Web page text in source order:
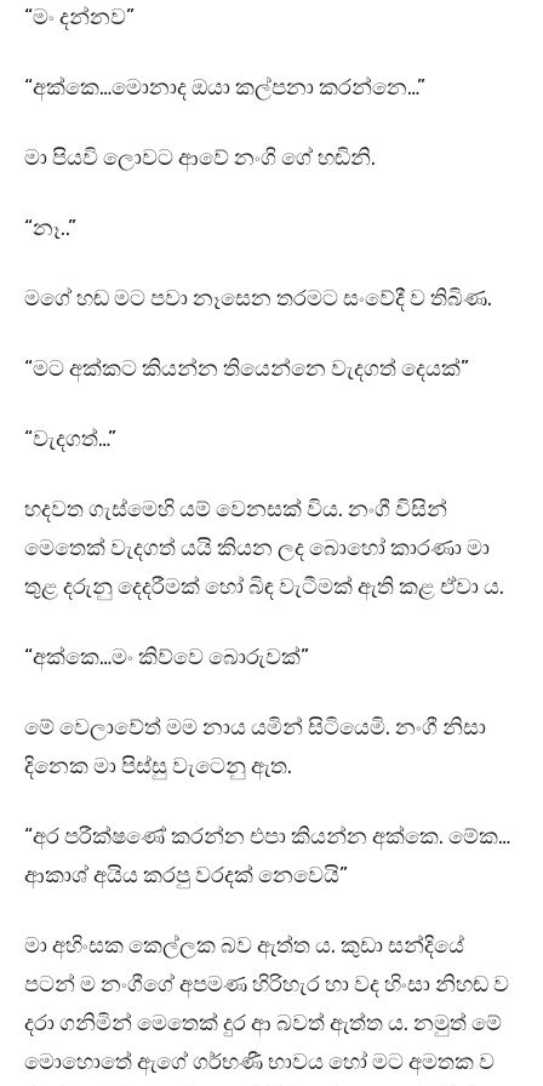
“මං දන්නව”
“අක්කෙ…මොනාද ඔයා කල්පනා කරන්නෙ…”
මා පියවි ලොවට ආවේ නංගි ගේ හඬිනි.
“නෑ..”
මගේ හඬ මට පවා නෑසෙන තරමට සංවේදී ව තිබිණ.
“මට අක්කට කියන්න තියෙන්නෙ වැදගත් දෙයක්”
“වැදගත්…”
හදවත ගැස්මෙහි යම් වෙනසක් විය. නංගී විසින්
මෙතෙක් වැදගත් යයි කියන ලද බොහෝ කාරණා මා
තුළ දරුනු දෙදරීමක් හෝ බිඳ වැටීමක් ඇති කළ ඒවා ය.
“අක්කෙ…මං කිව්වෙ බොරුවක්”
මේ වෙලාවේත් මම නාය යමින් සිටියෙමි. නංගී නිසා
දිනෙක මා පිස්සු වැටෙනු ඇත.
“අර පරීක්ෂණේ කරන්න එපා කියන්න අක්කෙ. මේක…
ආකාශ් අයිය කරපු වරදක් නෙවෙයි”
මා අහිංසක කෙල්ලක බව ඇත්ත ය. කුඩා සන්දියේ
පටන් ම නංගීගේ අපමණ හිරිහැර හා වද හිංසා නිහඬ ව
දරා ගනිමින් මෙතෙක් දුර ආ බවත් ඇත්ත ය. නමුත් මේ
මොහොතේ ඇගේ ගර්භණී භාවය හෝ මට අමතක ව